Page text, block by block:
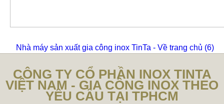
Nhà máy sản xuất gia công inox TinTa - Về trang chủ (6)
CÔNG TY CỔ PHẦN INOX TINTA
VIỆT NAM - GIA CÔNG INOX THEO
YÊU CẦU TẠI TPHCM